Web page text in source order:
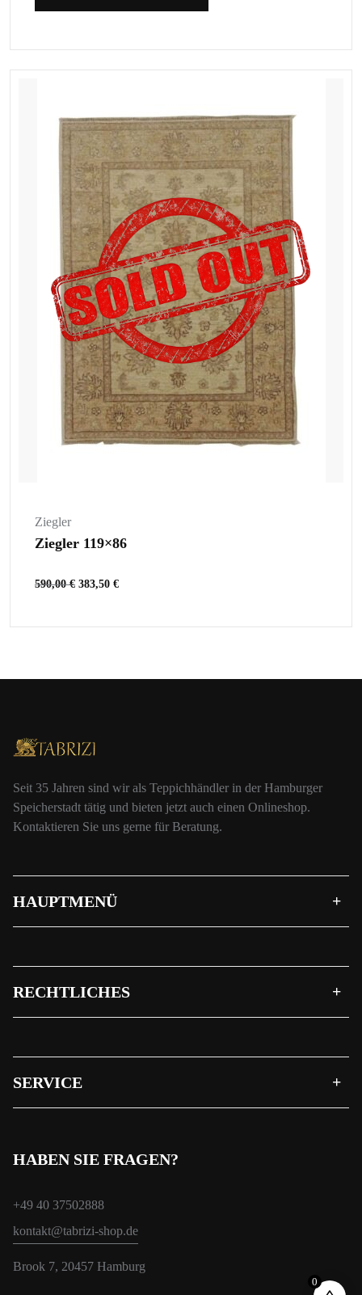
Ziegler
Ziegler 119×86
590,00€ 383,50 €
Seit 35 Jahren sind wir als Teppichhändler in der Hamburger
Speicherstadt tätig und bieten jetzt auch einen Onlineshop.
Kontaktieren Sie uns gerne für Beratung.
HAUPTMENÜ
RECHTLICHES
SERVICE
HABEN SIE FRAGEN?
+49 40 37502888
kontakt@tabrizi-shop.de
Brook 7, 20457 Hamburg
0